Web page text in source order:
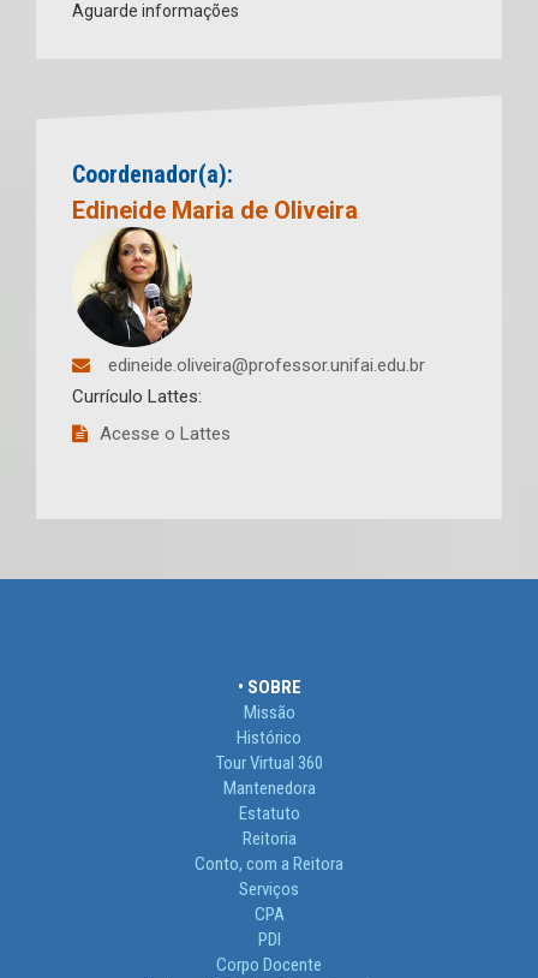
Aguarde informações
Coordenador(a):
Edineide Maria de Oliveira
edineide.oliveira@professor.unifai.edu.br
Currículo Lattes:
Acesse o Lattes
• SOBRE
Missão
Histórico
Tour Virtual 360
Mantenedora
Estatuto
Reitoria
Conto, com a Reitora
Serviços
CPA
PDI
Corpo Docente